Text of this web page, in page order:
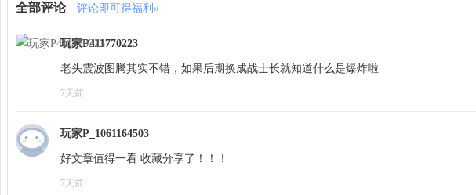
全部评论 评论即可得福利»
玩家P411770223
老头震波图腾其实不错，如果后期换成战士长就知道什么是爆炸啦
7天前
玩家P_1061164503
好文章值得一看 收藏分享了！！！
7天前